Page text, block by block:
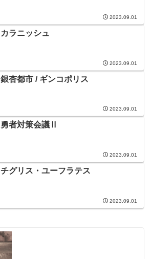
2023.09.01
カラニッシュ
2023.09.01
銀杏都市 / ギンコポリス
2023.09.01
勇者対策会議Ⅱ
2023.09.01
チグリス・ユーフラテス
2023.09.01